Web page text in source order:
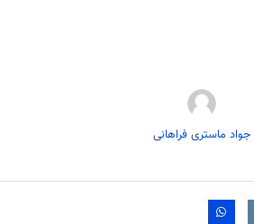
جواد ماستری فراهانی